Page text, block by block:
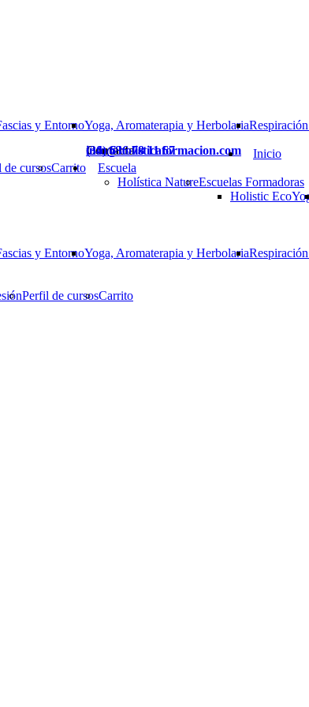
y EntornoYoga, Aromaterapia y Herbolaria
de cursosCarrito
Contacta
(34) 636 78 11 67
info@holisticaformacion.com
Inicio
Escuela
Holística NatureEscuelas Formadoras
Holistic
y EntornoYoga, Aromaterapia y Herbolaria
Perfil de cursosCarrito